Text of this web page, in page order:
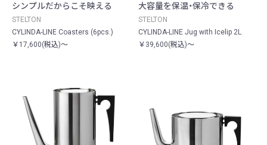
シンプルだからこそ映える
STELTON
CYLINDA-LINE Coasters (6pcs.)
￥17,600(税込)～
大容量を保温・保冷できる
STELTON
CYLINDA-LINE Jug with Icelip 2L
￥39,600(税込)～